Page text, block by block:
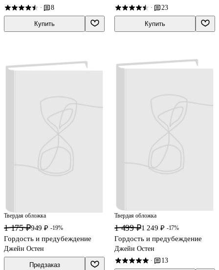
· 8
Купить
· 23
Купить
Твердая обложка
1 175 ₽949 ₽ -19%
Гордость и предубеждение
Джейн Остен
Предзаказ
Твердая обложка
1 499 ₽1 249 ₽ -17%
Гордость и предубеждение
Джейн Остен
· 13